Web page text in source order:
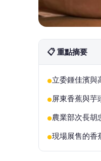
📋 重點摘要
●立委鍾佳濱與
●屏東香蕉與芋
●農業部次長胡
●現場展售的香